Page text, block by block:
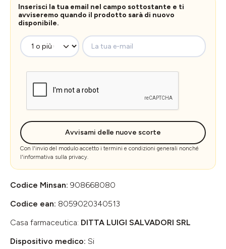
Inserisci la tua email nel campo sottostante e ti
avviseremo quando il prodotto sarà di nuovo
disponibile.
La tua e-mail
Avvisami delle nuove scorte
Con l'invio del modulo accetto i termini e condizioni generali nonché
l'informativa sulla privacy.
Codice Minsan: 908668080
Codice ean: 8059020340513
Casa farmaceutica: DITTA LUIGI SALVADORI SRL
Dispositivo medico: Si